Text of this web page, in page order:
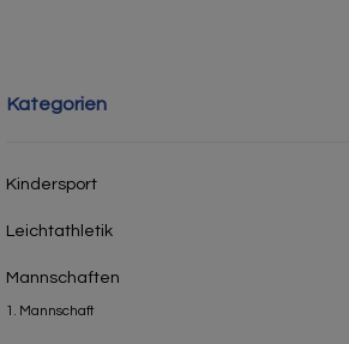
Kategorien
Kindersport
Leichtathletik
Mannschaften
1. Mannschaft